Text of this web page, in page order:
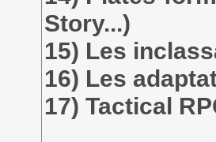
Story...)
15) Les
16) Les
17) Tactical